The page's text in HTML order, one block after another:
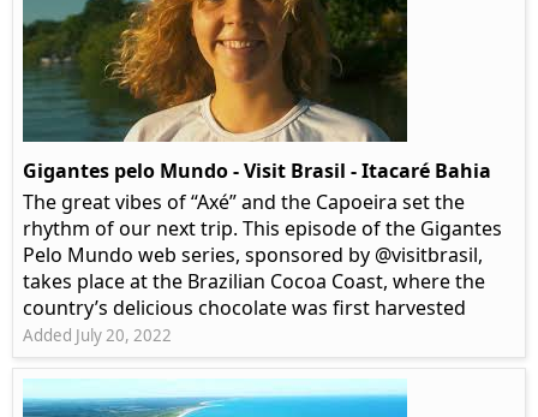
Gigantes pelo Mundo - Visit Brasil - Itacaré Bahia
The great vibes of “Axé” and the Capoeira set the
rhythm of our next trip. This episode of the Gigantes
Pelo Mundo web series, sponsored by @visitbrasil,
takes place at the Brazilian Cocoa Coast, where the
country’s delicious chocolate was first harvested
Added July 20, 2022